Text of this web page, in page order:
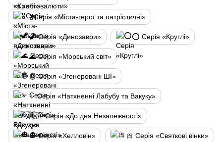
🎖️Серія «Міста-герої та патріотичні»
🦖 Серія «Динозаври» ⭕ Серія «Круглі»
🌊 Серія «Морський світ»
🤖 Серія «Згенеровані ШІ»
✨ Серія «Натхненні Лабубу та Вакуку»
🇺🇦 Серія «До дня Незалежності»
🎃 Серія «Хелловін» 🎀 Серія «Святкові вінки»